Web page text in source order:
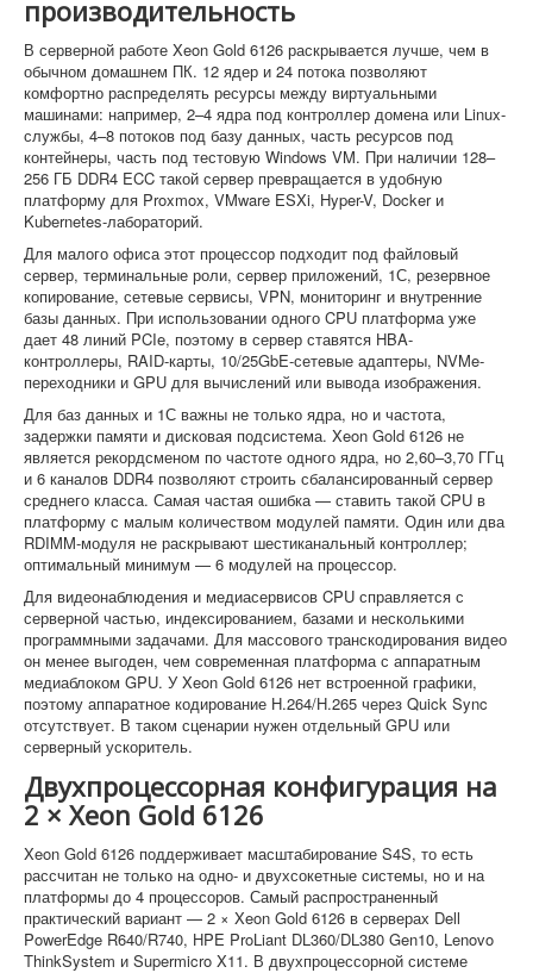
производительность
В серверной работе Xeon Gold 6126 раскрывается лучше, чем в
обычном домашнем ПК. 12 ядер и 24 потока позволяют
комфортно распределять ресурсы между виртуальными
машинами: например, 2–4 ядра под контроллер домена или Linux-
службы, 4–8 потоков под базу данных, часть ресурсов под
контейнеры, часть под тестовую Windows VM. При наличии 128–
256 ГБ DDR4 ECC такой сервер превращается в удобную
платформу для Proxmox, VMware ESXi, Hyper-V, Docker и
Kubernetes-лабораторий.
Для малого офиса этот процессор подходит под файловый
сервер, терминальные роли, сервер приложений, 1С, резервное
копирование, сетевые сервисы, VPN, мониторинг и внутренние
базы данных. При использовании одного CPU платформа уже
дает 48 линий PCIe, поэтому в сервер ставятся HBA-
контроллеры, RAID-карты, 10/25GbE-сетевые адаптеры, NVMe-
переходники и GPU для вычислений или вывода изображения.
Для баз данных и 1С важны не только ядра, но и частота,
задержки памяти и дисковая подсистема. Xeon Gold 6126 не
является рекордсменом по частоте одного ядра, но 2,60–3,70 ГГц
и 6 каналов DDR4 позволяют строить сбалансированный сервер
среднего класса. Самая частая ошибка — ставить такой CPU в
платформу с малым количеством модулей памяти. Один или два
RDIMM-модуля не раскрывают шестиканальный контроллер;
оптимальный минимум — 6 модулей на процессор.
Для видеонаблюдения и медиасервисов CPU справляется с
серверной частью, индексированием, базами и несколькими
программными задачами. Для массового транскодирования видео
он менее выгоден, чем современная платформа с аппаратным
медиаблоком GPU. У Xeon Gold 6126 нет встроенной графики,
поэтому аппаратное кодирование H.264/H.265 через Quick Sync
отсутствует. В таком сценарии нужен отдельный GPU или
серверный ускоритель.
Двухпроцессорная конфигурация на
2 × Xeon Gold 6126
Xeon Gold 6126 поддерживает масштабирование S4S, то есть
рассчитан не только на одно- и двухсокетные системы, но и на
платформы до 4 процессоров. Самый распространенный
практический вариант — 2 × Xeon Gold 6126 в серверах Dell
PowerEdge R640/R740, HPE ProLiant DL360/DL380 Gen10, Lenovo
ThinkSystem и Supermicro X11. В двухпроцессорной системе